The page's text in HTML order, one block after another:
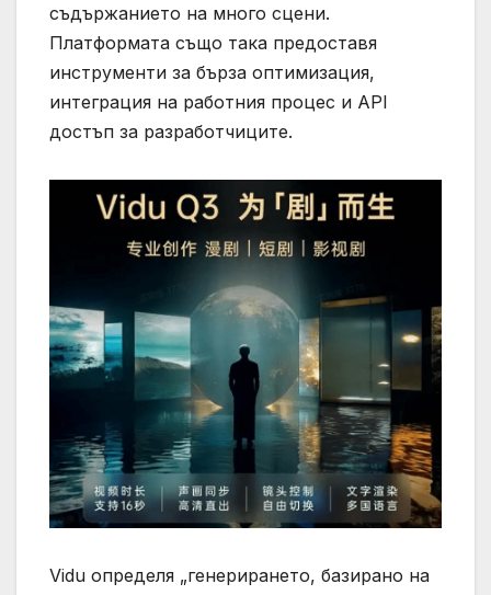
съдържанието на много сцени.
Платформата също така предоставя
инструменти за бърза оптимизация,
интеграция на работния процес и API
достъп за разработчиците.
Vidu определя „генерирането, базирано на